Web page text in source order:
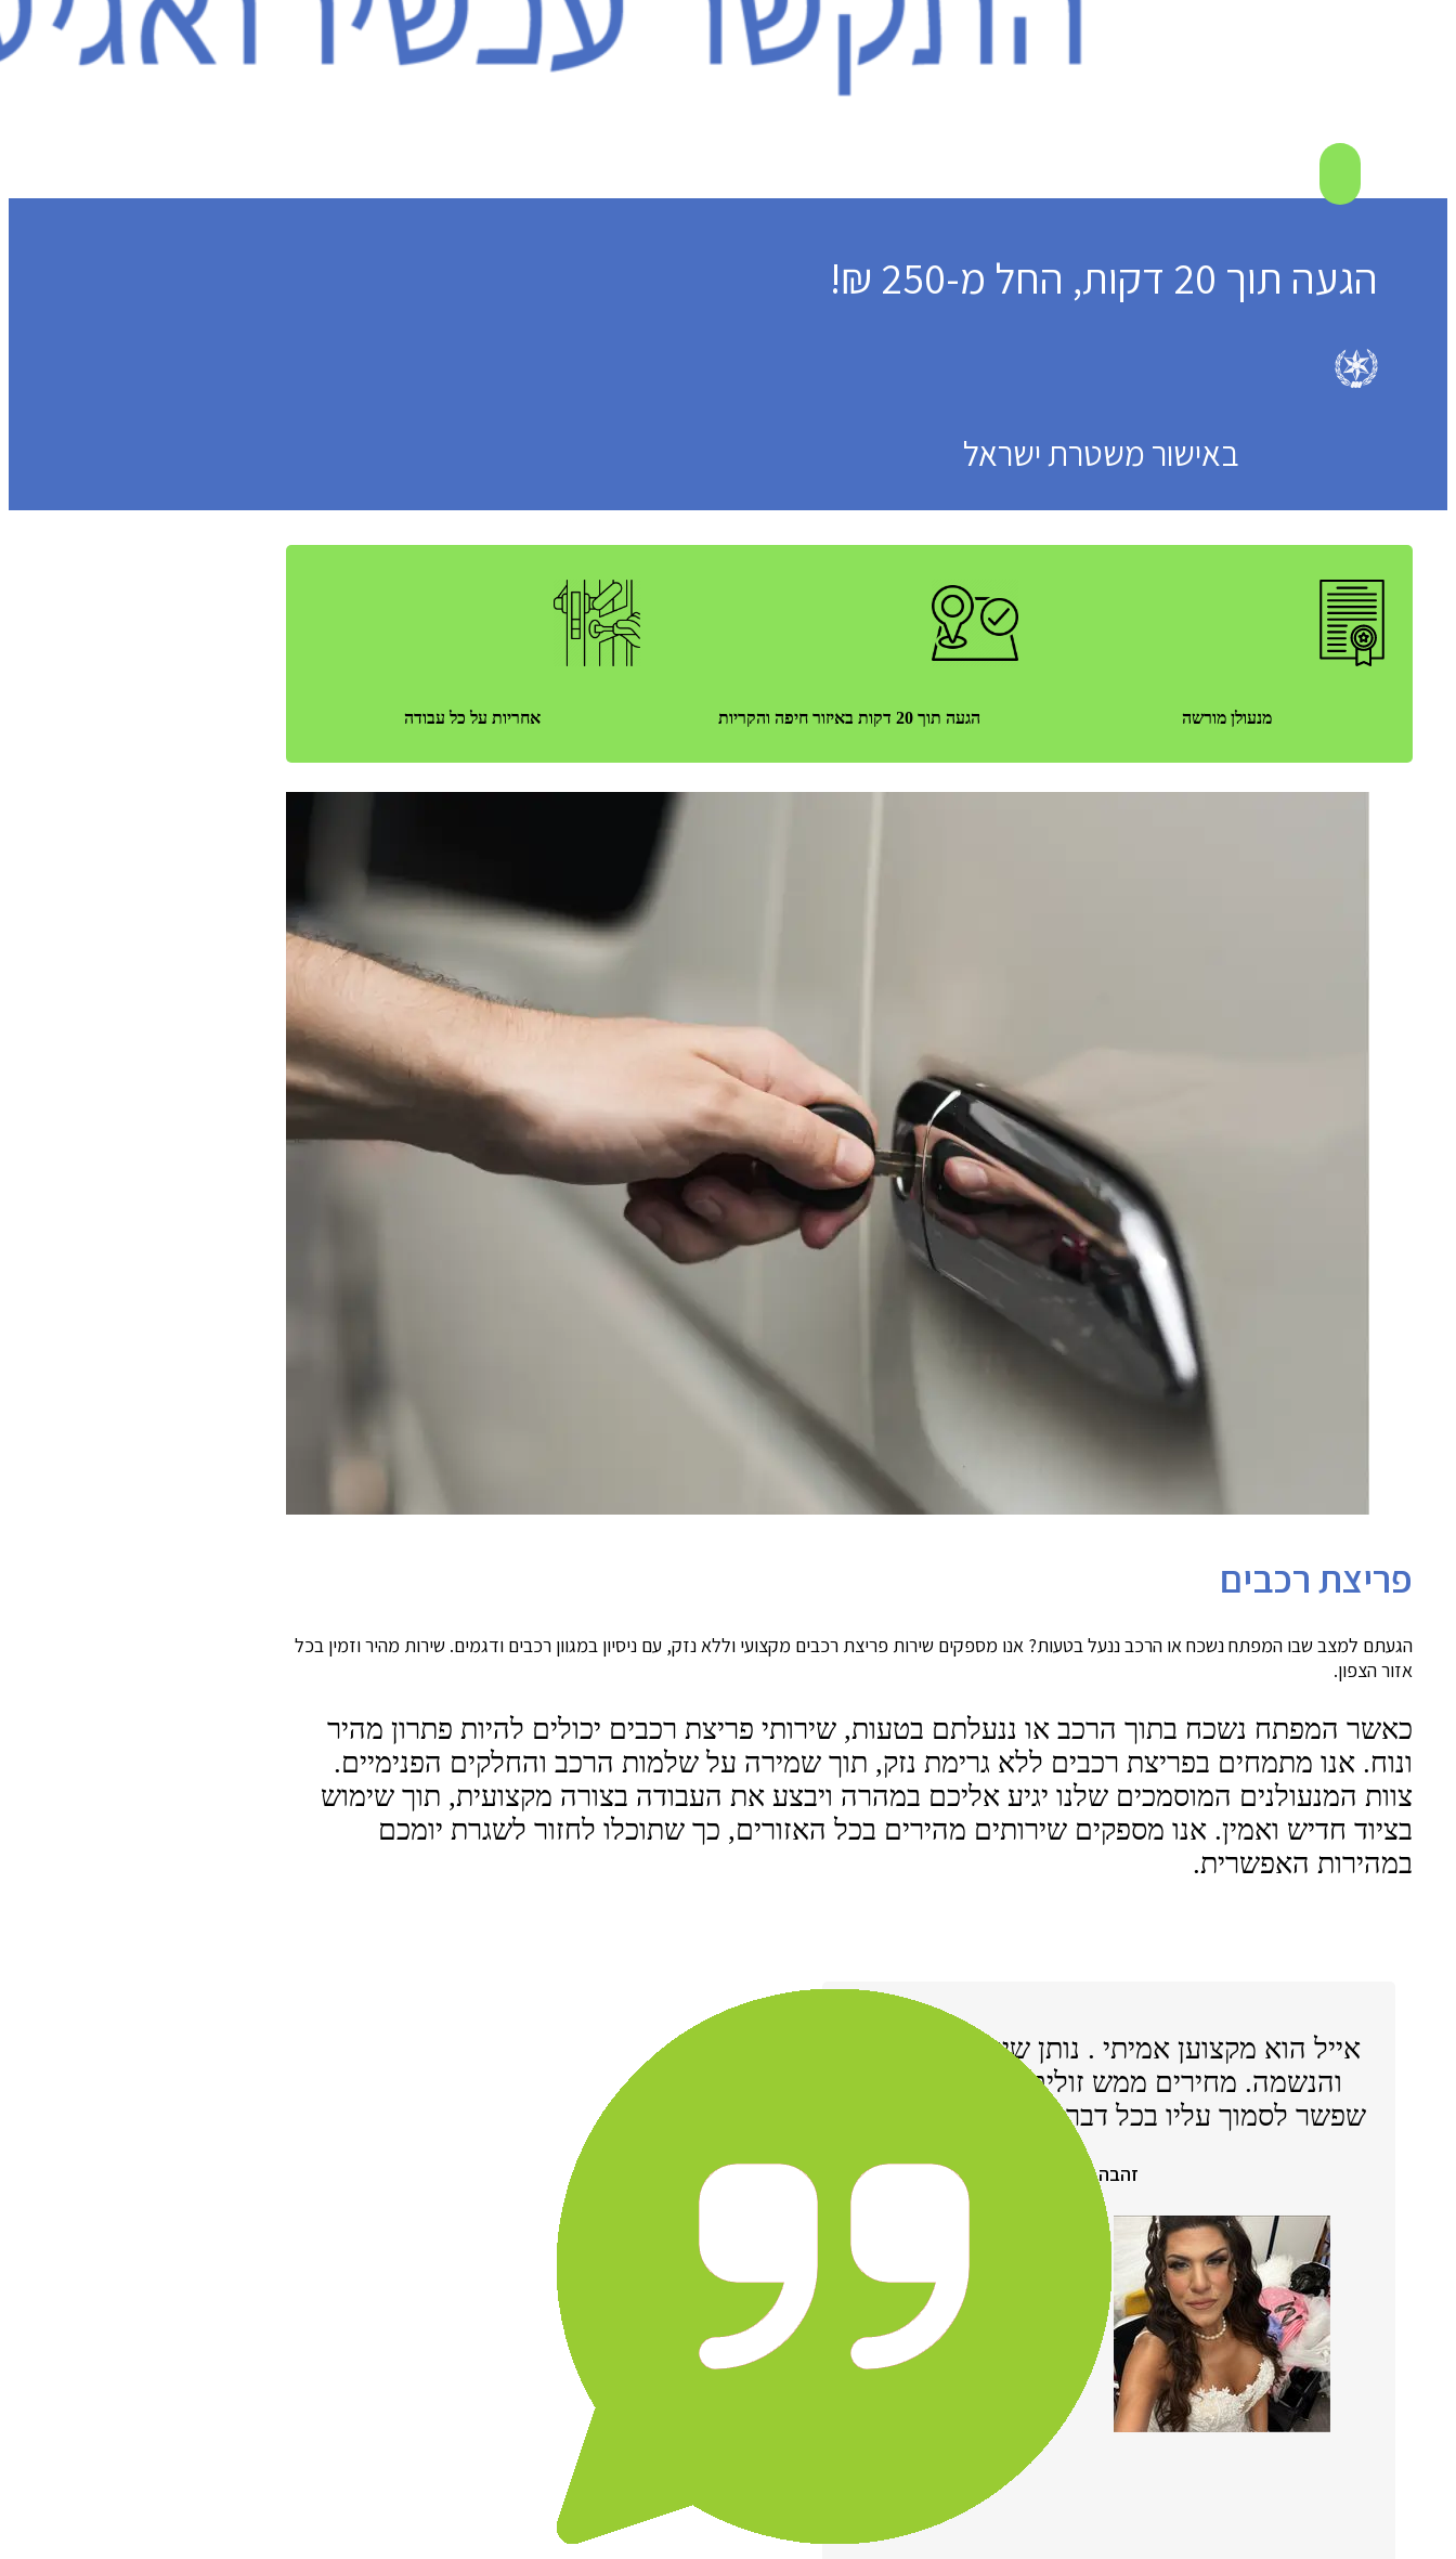
הגעה תוך 20 דקות, החל מ-250 ₪!
באישור משטרת ישראל
מנעולן מורשה הגעה תוך 20 דקות באיזור חיפה והקריות אחריות על כל עבודה
פריצת רכבים
הגעתם למצב שבו המפתח נשכח או הרכב ננעל בטעות? אנו מספקים שירות פריצת רכבים מקצועי וללא נזק, עם ניסיון במגוון רכבים ודגמים. שירות מהיר וזמין בכל
אזור הצפון.
כאשר המפתח נשכח בתוך הרכב או ננעלתם בטעות, שירותי פריצת רכבים יכולים להיות פתרון מהיר
ונוח. אנו מתמחים בפריצת רכבים ללא גרימת נזק, תוך שמירה על שלמות הרכב והחלקים הפנימיים.
צוות המנעולנים המוסמכים שלנו יגיע אליכם במהרה ויבצע את העבודה בצורה מקצועית, תוך שימוש
בציוד חדיש ואמין. אנו מספקים שירותים מהירים בכל האזורים, כך שתוכלו לחזור לשגרת יומכם
במהירות האפשרית.
אייל הוא מקצוען אמיתי . נותן שירות מכל הלב
והנשמה. מחירים ממש זולים ונוחים. האיש
שפשר לסמוך עליו בכל דבר ועניין. מומלץ בחום
זהבה ק.